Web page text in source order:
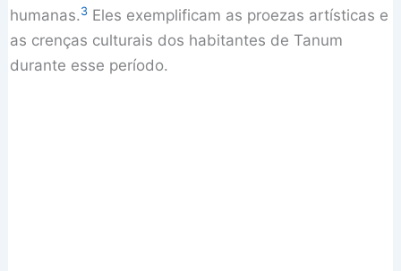
humanas.3 Eles exemplificam as proezas artísticas e
as crenças culturais dos habitantes de Tanum
durante esse período.